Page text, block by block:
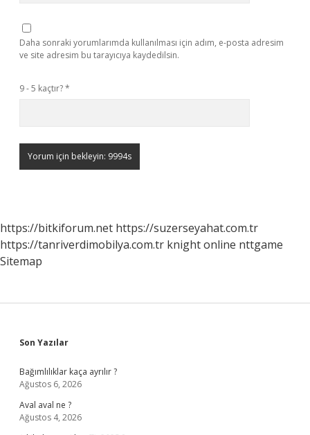
Daha sonraki yorumlarımda kullanılması için adım, e-posta adresim
ve site adresim bu tarayıcıya kaydedilsin.
9 - 5 kaçtır?*
https://bitkiforum.net https://suzerseyahat.com.tr
https://tanriverdimobilya.com.tr knight online nttgame
Sitemap
Sidebar
Son Yazılar
Bağımlılıklar kaça ayrılır ?
Ağustos 6, 2026
Aval aval ne ?
Ağustos 4, 2026